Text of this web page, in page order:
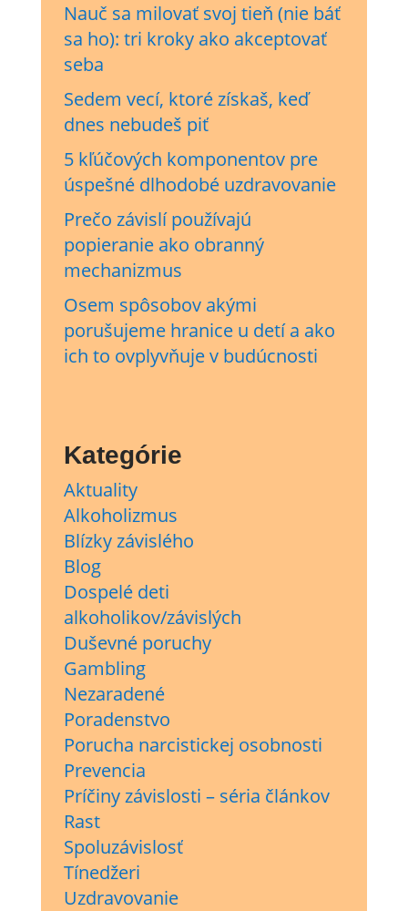
Nauč sa milovať svoj tieň (nie báť
sa ho): tri kroky ako akceptovať
seba
Sedem vecí, ktoré získaš, keď
dnes nebudeš piť
5 kľúčových komponentov pre
úspešné dlhodobé uzdravovanie
Prečo závislí používajú
popieranie ako obranný
mechanizmus
Osem spôsobov akými
porušujeme hranice u detí a ako
ich to ovplyvňuje v budúcnosti
Kategórie
Aktuality
Alkoholizmus
Blízky závislého
Blog
Dospelé deti
alkoholikov/závislých
Duševné poruchy
Gambling
Nezaradené
Poradenstvo
Porucha narcistickej osobnosti
Prevencia
Príčiny závislosti – séria článkov
Rast
Spoluzávislosť
Tínedžeri
Uzdravovanie